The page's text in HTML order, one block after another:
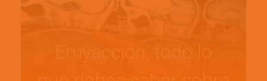
Emyacción, todo lo